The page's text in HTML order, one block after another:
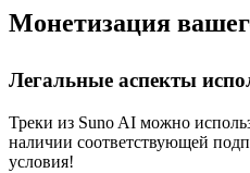
Монетизация
Легальные аспекты
Треки из Suno AI можно
наличии соответствующей
условия!